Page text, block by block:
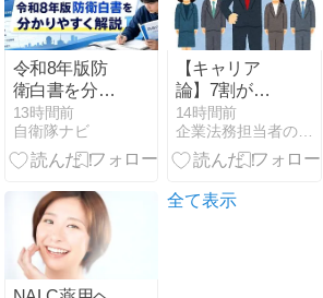
令和8年版防
衛白書を分か
りやすく解説
13時間前
自衛隊ナビ
【キャリア
論】7割が避
ける管理職。
それでも私が
「なってよか
する理由と
14時間前
企業法務担当者のビジネスキャリア術
全て表示